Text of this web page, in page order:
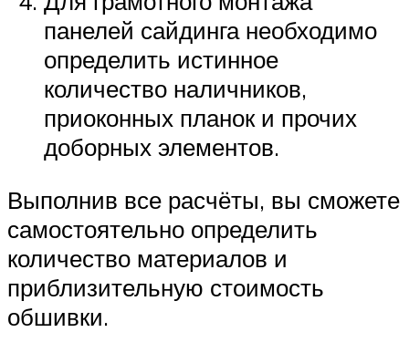
панелей сайдинга необходимо
определить истинное
количество наличников,
приоконных планок и прочих
доборных элементов.
Выполнив все расчёты, вы сможете
самостоятельно определить
количество материалов и
приблизительную стоимость
обшивки.